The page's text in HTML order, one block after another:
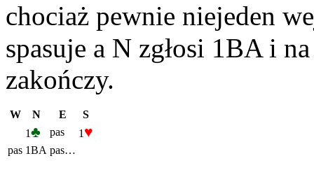
chociaż pewnie niejeden
spasuje a N zgłosi 1BA i
zakończy.
W N E
S
1♣ pas 1 ♥
pas 1BA pas…